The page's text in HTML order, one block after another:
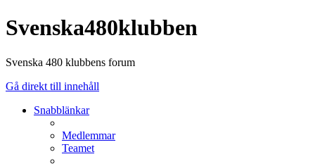
Svenska480klubben
Svenska 480 klubbens forum
Gå direkt till innehåll
Snabblänkar
Medlemmar
Teamet